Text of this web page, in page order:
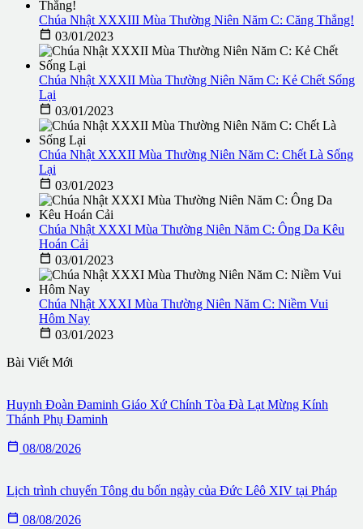
Chúa Nhật XXXIII Mùa Thường Niên Năm C: Căng Thẳng!
 03/01/2023
Chúa Nhật XXXII Mùa Thường Niên Năm C: Kẻ Chết Sống
Lại
 03/01/2023
Chúa Nhật XXXII Mùa Thường Niên Năm C: Chết Là Sống
Lại
 03/01/2023
Chúa Nhật XXXI Mùa Thường Niên Năm C: Ông Da Kêu
Hoán Cải
 03/01/2023
Chúa Nhật XXXI Mùa Thường Niên Năm C: Niềm Vui
Hôm Nay
 03/01/2023
Bài Viết Mới
Huynh Đoàn Đaminh Giáo Xứ Chính Tòa Đà Lạt Mừng Kính
Thánh Phụ Đaminh
 08/08/2026
Lịch trình chuyến Tông du bốn ngày của Đức Lêô XIV tại Pháp
 08/08/2026